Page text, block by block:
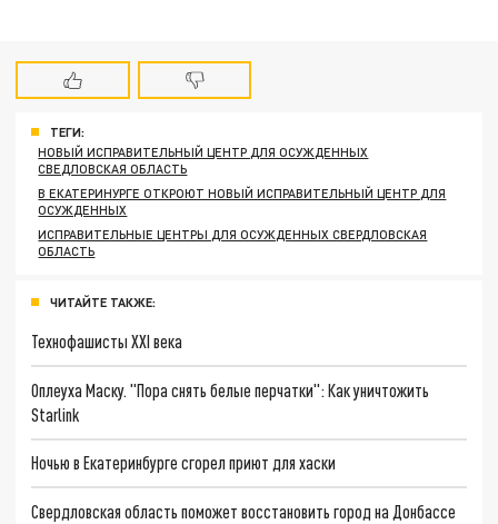
ТЕГИ:
НОВЫЙ ИСПРАВИТЕЛЬНЫЙ ЦЕНТР ДЛЯ ОСУЖДЕННЫХ
СВЕДЛОВСКАЯ ОБЛАСТЬ
В ЕКАТЕРИНУРГЕ ОТКРОЮТ НОВЫЙ ИСПРАВИТЕЛЬНЫЙ ЦЕНТР ДЛЯ
ОСУЖДЕННЫХ
ИСПРАВИТЕЛЬНЫЕ ЦЕНТРЫ ДЛЯ ОСУЖДЕННЫХ СВЕРДЛОВСКАЯ
ОБЛАСТЬ
ЧИТАЙТЕ ТАКЖЕ:
Технофашисты XXI века
Оплеуха Маску. "Пора снять белые перчатки": Как уничтожить
Starlink
Ночью в Екатеринбурге сгорел приют для хаски
Свердловская область поможет восстановить город на Донбассе